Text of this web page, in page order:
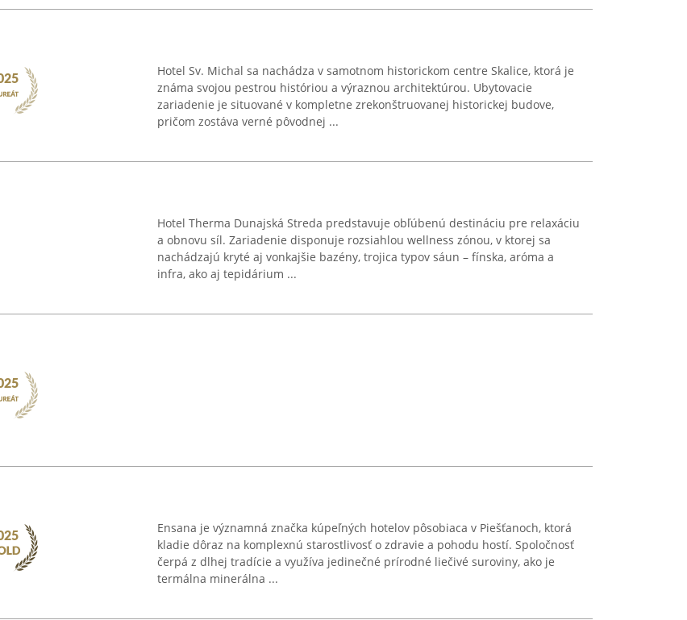
Hotel Sv. Michal sa nachádza v samotnom historickom centre Skalice, ktorá je
známa svojou pestrou históriou a výraznou architektúrou. Ubytovacie
zariadenie je situované v kompletne zrekonštruovanej historickej budove,
pričom zostáva verné pôvodnej ...
Hotel Therma Dunajská Streda predstavuje obľúbenú destináciu pre relaxáciu
a obnovu síl. Zariadenie disponuje rozsiahlou wellness zónou, v ktorej sa
nachádzajú kryté aj vonkajšie bazény, trojica typov sáun – fínska, aróma a
infra, ako aj tepidárium ...
Ensana je významná značka kúpeľných hotelov pôsobiaca v Piešťanoch, ktorá
kladie dôraz na komplexnú starostlivosť o zdravie a pohodu hostí. Spoločnosť
čerpá z dlhej tradície a využíva jedinečné prírodné liečivé suroviny, ako je
termálna minerálna ...